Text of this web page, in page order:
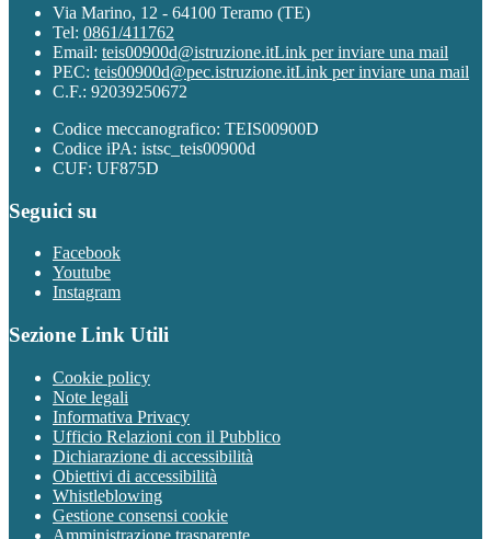
Via Marino, 12 - 64100 Teramo (TE)
Tel: 0861/411762
Email: teis00900d@istruzione.itLink per inviare una mail
PEC: teis00900d@pec.istruzione.itLink per inviare una mail
C.F.: 92039250672
Codice meccanografico: TEIS00900D
Codice iPA: istsc_teis00900d
CUF: UF875D
Seguici su
Facebook
Youtube
Instagram
Sezione Link Utili
Cookie policy
Note legali
Informativa Privacy
Ufficio Relazioni con il Pubblico
Dichiarazione di accessibilità
Obiettivi di accessibilità
Whistleblowing
Gestione consensi cookie
Amministrazione trasparente